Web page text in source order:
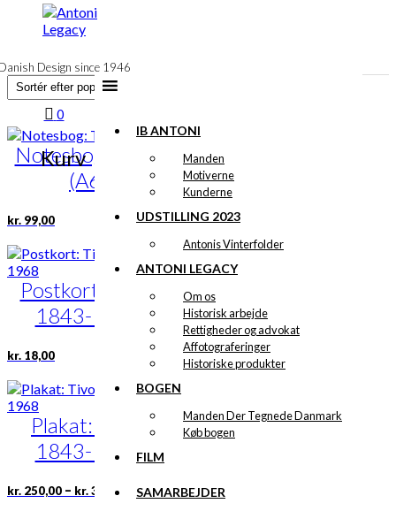
indhold
Design since 1946
IB ANTONI
Manden
Motiverne
Kunderne
UDSTILLING 2023
Antonis Vinterfolder
ANTONI LEGACY
Om os
Historisk arbejde
Rettigheder og advokat
Affotograferinger
Historiske produkter
BOGEN
Manden Der Tegnede Danmark
Køb bogen
FILM
SAMARBEJDER
0
Kurv
Notesbog: Tivoli
(A6)
kr. 99,00
Postkort: Tivoli
1843-1968
kr. 18,00
Plakat: Tivoli
1843-1968
kr. 250,00 – kr.395,00
Prisinterval:
kr. 250,00
Dette